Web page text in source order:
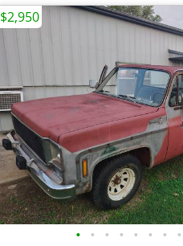
• • • • • • • •
$2,950